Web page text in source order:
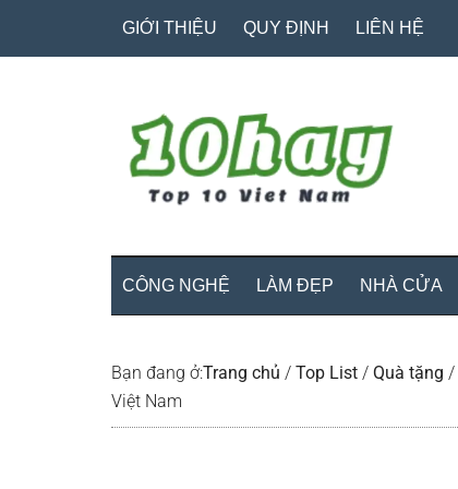
GIỚI THIỆU QUY ĐỊNH LIÊN HỆ
CÔNG NGHỆ LÀM ĐẸP NHÀ CỬA
Bạn đang ở:Trang chủ / Top List / Quà tặng /
Việt Nam